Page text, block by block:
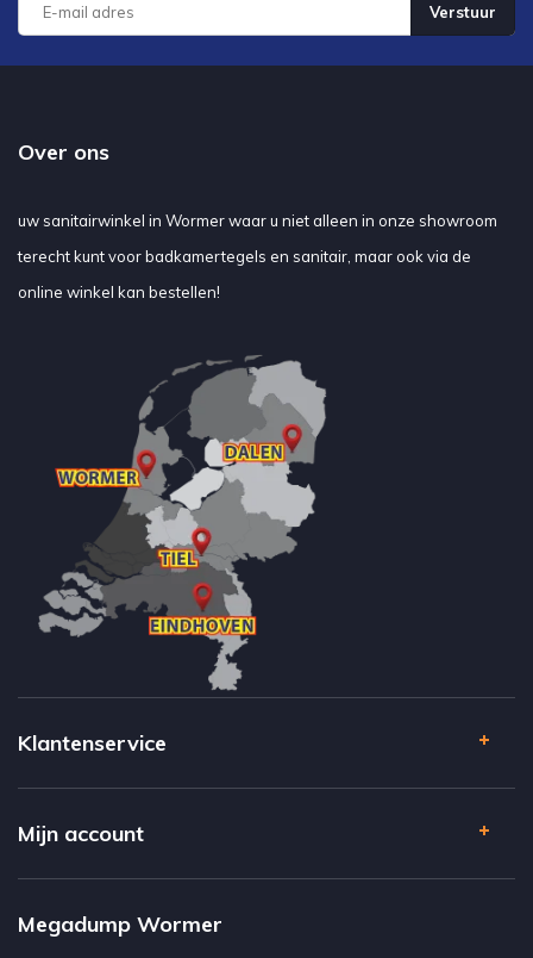
Verstuur
Over ons
uw sanitairwinkel in Wormer waar u niet alleen in onze showroom
terecht kunt voor badkamertegels en sanitair, maar ook via de
online winkel kan bestellen!
Klantenservice
Mijn account
Megadump Wormer